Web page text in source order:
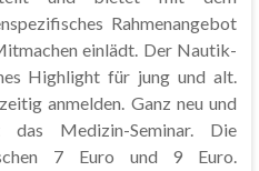
Rahmenangebot
einlädt. Der Nautik-
Highlight für jung und alt.
anmelden. Ganz neu und
Medizin-Seminar. Die
7 Euro und 9 Euro.